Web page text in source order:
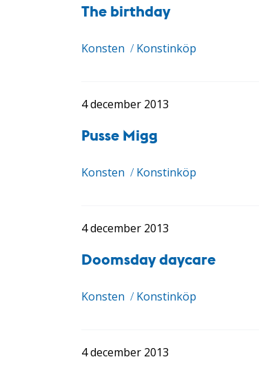
The birthday
Konsten / Konstinköp
4 december 2013
Pusse Migg
Konsten / Konstinköp
4 december 2013
Doomsday daycare
Konsten / Konstinköp
4 december 2013